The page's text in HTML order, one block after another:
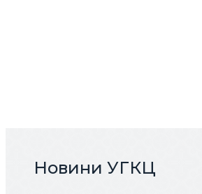
Новини УГКЦ